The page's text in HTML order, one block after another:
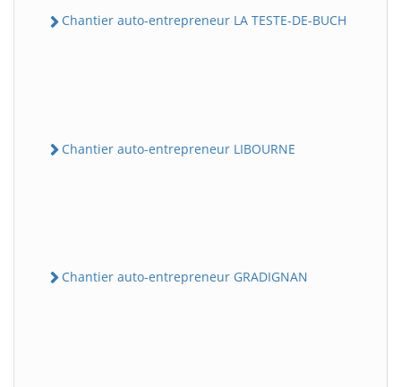
Chantier auto-entrepreneur LA TESTE-DE-BUCH
Chantier auto-entrepreneur LIBOURNE
Chantier auto-entrepreneur GRADIGNAN